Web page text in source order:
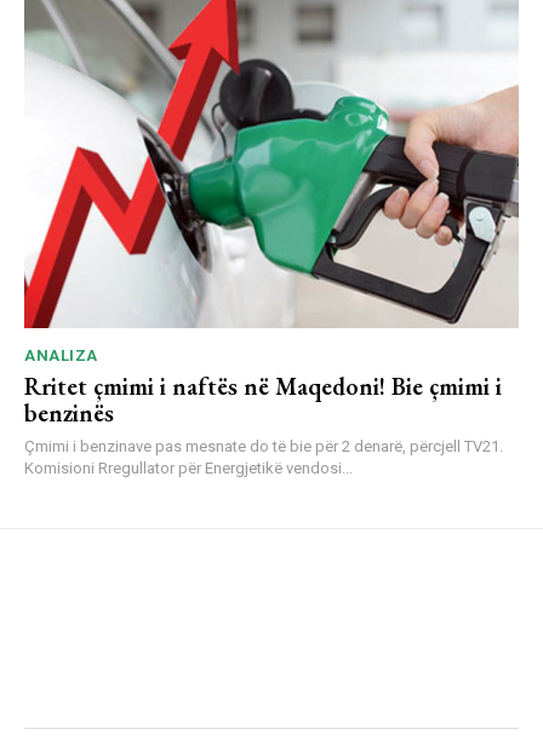
ANALIZA
Rritet çmimi i naftës në Maqedoni! Bie çmimi i
benzinës
Çmimi i benzinave pas mesnate do të bie për 2 denarë, përcjell TV21.
Komisioni Rregullator për Energjetikë vendosi...